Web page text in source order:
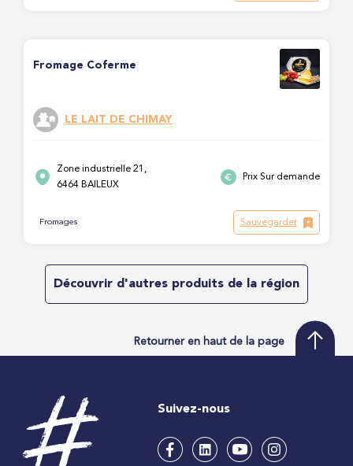
Fromage Coferme
LE LAIT DE CHIMAY
Zone industrielle 21,
6464 BAILEUX
Prix Sur demande
Fromages Sauvegarder
Découvrir d'autres produits de la région
Retourner en haut de la page
Suivez-nous